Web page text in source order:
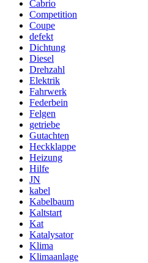
Cabrio
Competition
Coupe
defekt
Dichtung
Diesel
Drehzahl
Elektrik
Fahrwerk
Federbein
Felgen
getriebe
Gutachten
Heckklappe
Heizung
Hilfe
JN
kabel
Kabelbaum
Kaltstart
Kat
Katalysator
Klima
Klimaanlage